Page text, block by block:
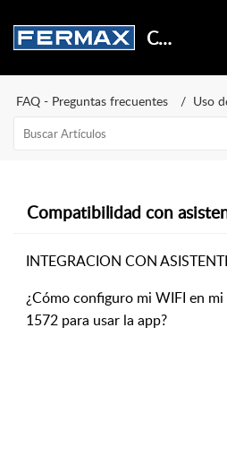
Centro de Soporte
FAQ - Preguntas frecuentes Uso
Compatibilidad con
INTEGRACION CON
¿Cómo configuro mi WIFI en
1572 para usar la app?